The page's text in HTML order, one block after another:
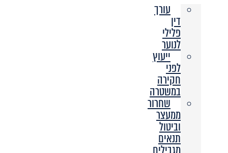
עורך
דין
פלילי
לנוער
ייעוץ
לפני
חקירה
במשטרה
שחרור
ממעצר
וביטול
תנאים